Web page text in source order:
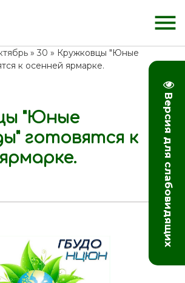
Версия для слабовидящих
menu
» 30 » Кружковцы "Юные
к осенней ярмарке.
11:02
"Юные
готовятся к